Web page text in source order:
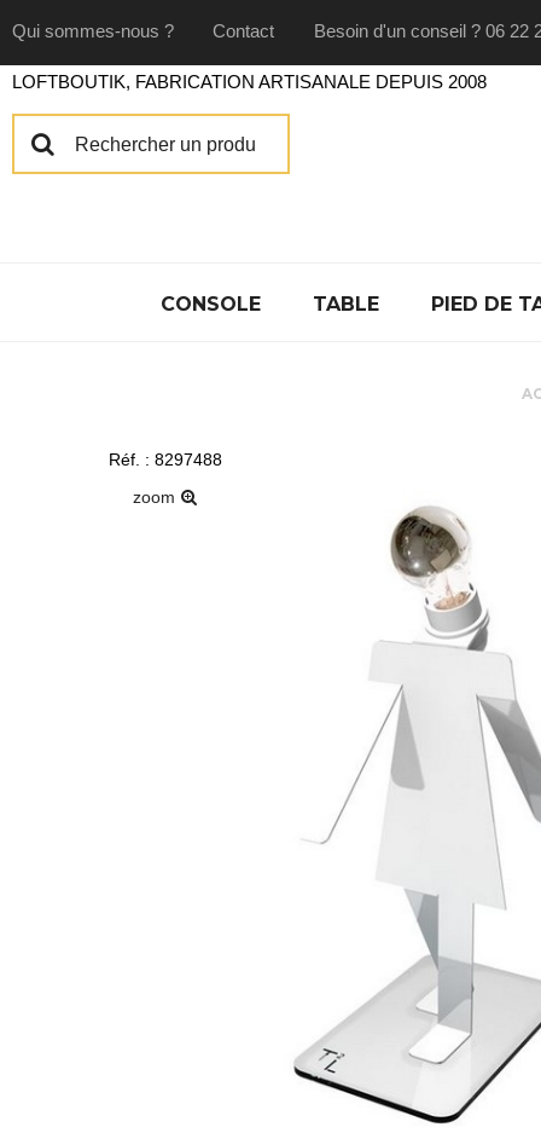
Qui sommes-nous ? Contact Besoin d'un conseil ? 06 22
CONSOLE TABLE PIED DE
Réf. : 8297488
zoom
LOFTBOUTIK, FABRICATION ARTISANALE DEPUIS 2008